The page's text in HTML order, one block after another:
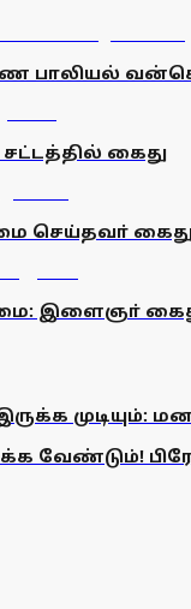
பாலியல்
கைது
செய்தவா் கைது
இளைஞா்
முடியும்:
வேண்டும்!